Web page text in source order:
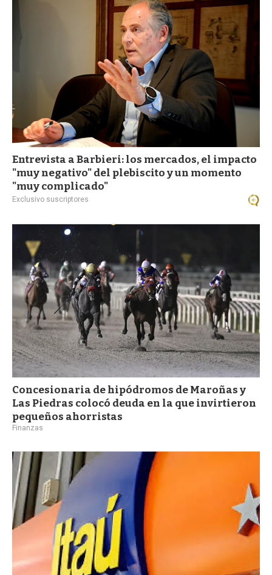
Entrevista a Barbieri: los mercados, el impacto
"muy negativo" del plebiscito y un momento
"muy complicado"
Exclusivo suscriptores
Concesionaria de hipódromos de Maroñas y
Las Piedras colocó deuda en la que invirtieron
pequeños ahorristas
Finanzas